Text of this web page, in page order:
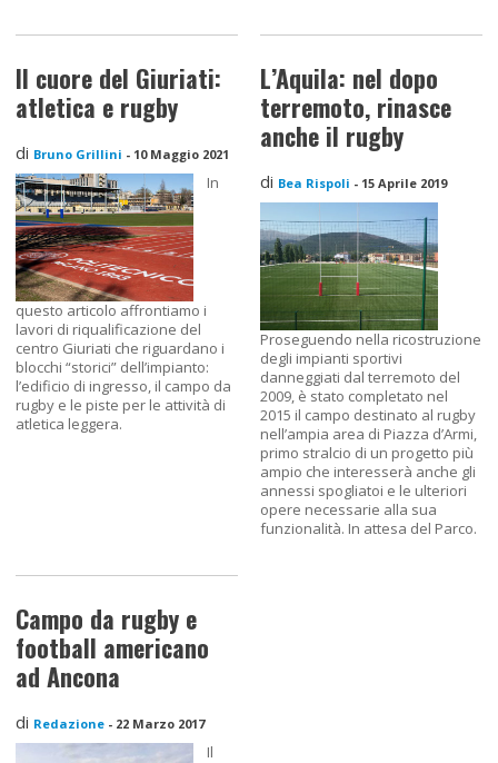
Il cuore del Giuriati:
atletica e rugby
di Bruno Grillini - 10 Maggio 2021
In
questo articolo affrontiamo i
lavori di riqualificazione del
centro Giuriati che riguardano i
blocchi “storici” dell’impianto:
l’edificio di ingresso, il campo da
rugby e le piste per le attività di
atletica leggera.
L’Aquila: nel dopo
terremoto, rinasce
anche il rugby
di Bea Rispoli - 15 Aprile 2019
Proseguendo nella ricostruzione
degli impianti sportivi
danneggiati dal terremoto del
2009, è stato completato nel
2015 il campo destinato al rugby
nell’ampia area di Piazza d’Armi,
primo stralcio di un progetto più
ampio che interesserà anche gli
annessi spogliatoi e le ulteriori
opere necessarie alla sua
funzionalità. In attesa del Parco.
Campo da rugby e
football americano
ad Ancona
di Redazione - 22 Marzo 2017
Il